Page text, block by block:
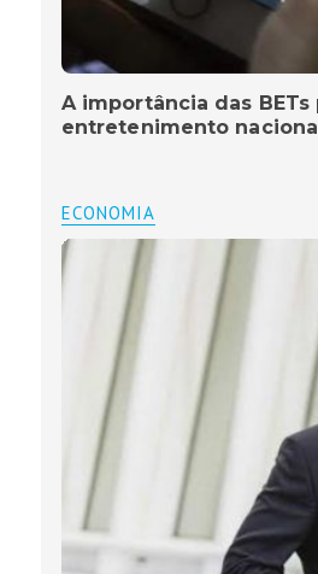
A importância das BETs
entretenimento nacional
ECONOMIA